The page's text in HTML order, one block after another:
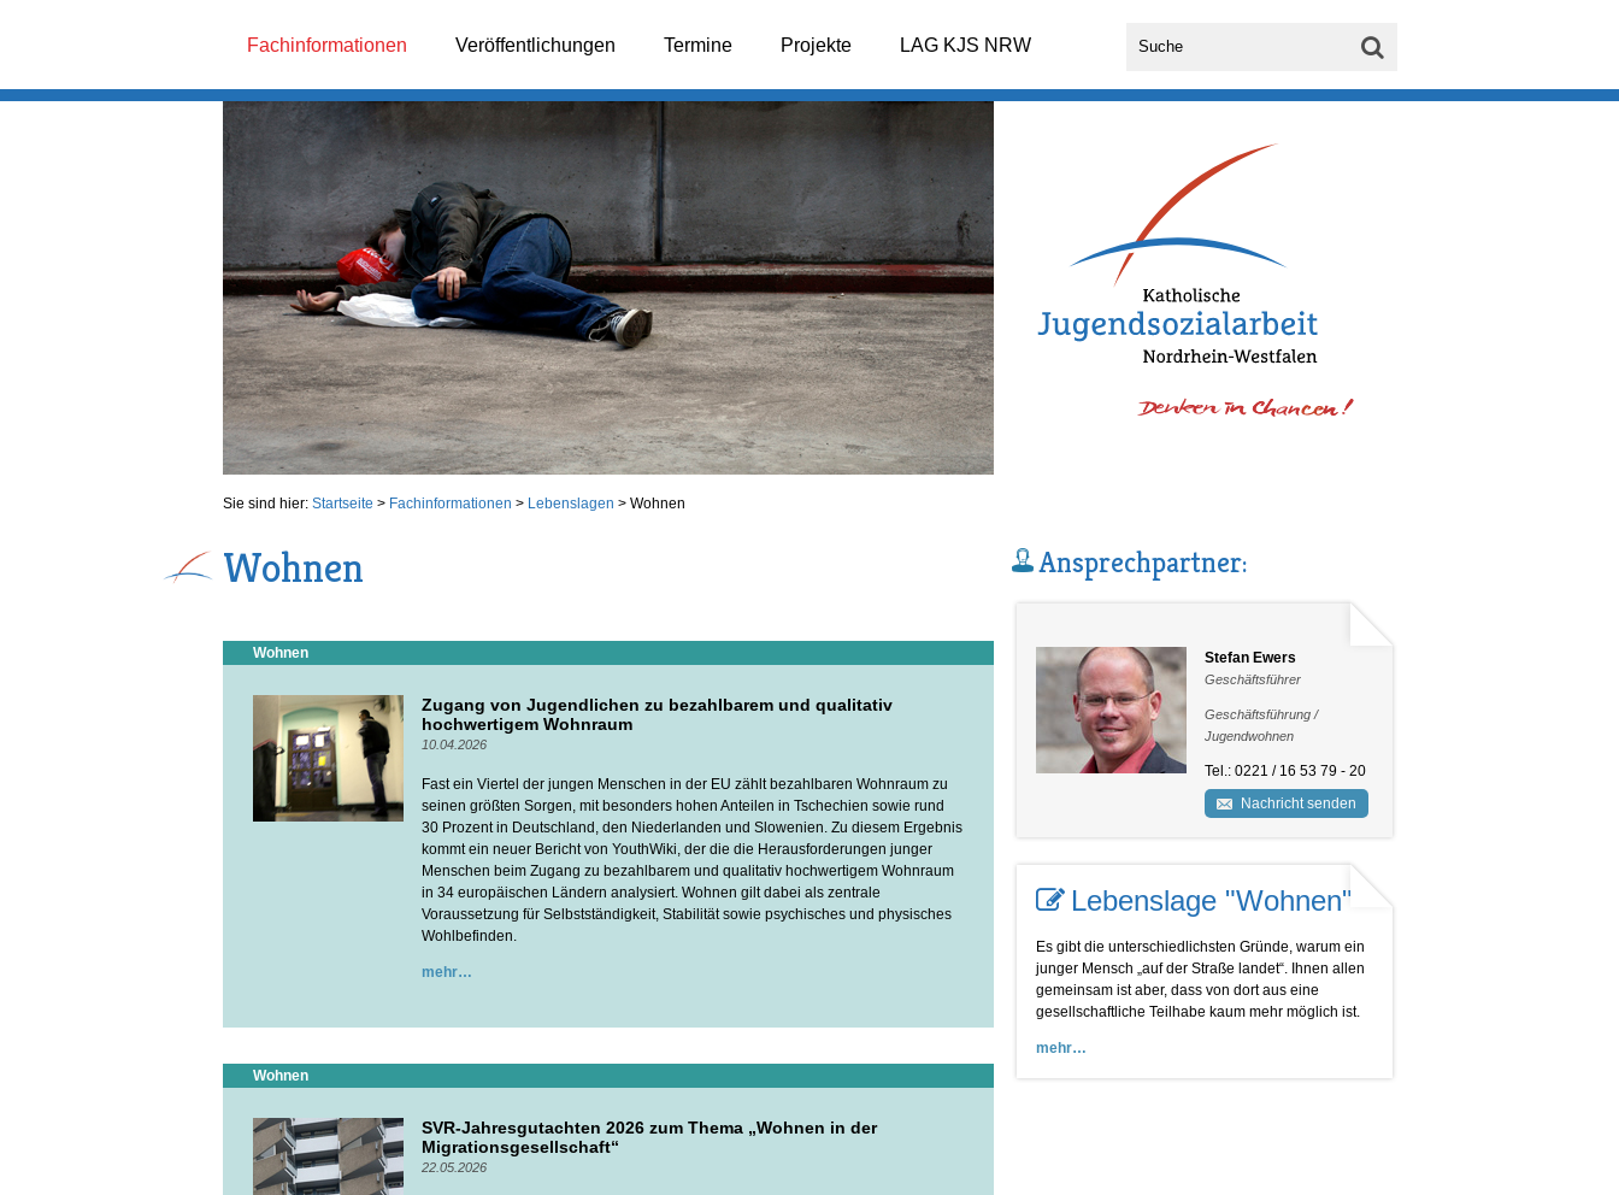
Fachinformationen Veröffentlichungen Termine Projekte LAG KJS NRW
Sie sind hier: Startseite > Fachinformationen > Lebenslagen > Wohnen
Wohnen
Wohnen
Zugang von Jugendlichen zu bezahlbarem und qualitativ
hochwertigem Wohnraum
10.04.2026
Fast ein Viertel der jungen Menschen in der EU zählt bezahlbaren Wohnraum zu
seinen größten Sorgen, mit besonders hohen Anteilen in Tschechien sowie rund
30 Prozent in Deutschland, den Niederlanden und Slowenien. Zu diesem Ergebnis
kommt ein neuer Bericht von YouthWiki, der die die Herausforderungen junger
Menschen beim Zugang zu bezahlbarem und qualitativ hochwertigem Wohnraum
in 34 europäischen Ländern analysiert. Wohnen gilt dabei als zentrale
Voraussetzung für Selbstständigkeit, Stabilität sowie psychisches und physisches
Wohlbefinden.
mehr
Wohnen
SVR-Jahresgutachten 2026 zum Thema „Wohnen in der
Migrationsgesellschaft“
22.05.2026
Ansprechpartner:
Stefan Ewers
Geschäftsführer
Geschäftsführung /
Jugendwohnen
Tel.: 0221 / 16 53 79 - 20
Nachricht senden
Lebenslage "Wohnen"
Es gibt die unterschiedlichsten Gründe, warum ein
junger Mensch „auf der Straße landet“. Ihnen allen
gemeinsam ist aber, dass von dort aus eine
gesellschaftliche Teilhabe kaum mehr möglich ist.
mehr